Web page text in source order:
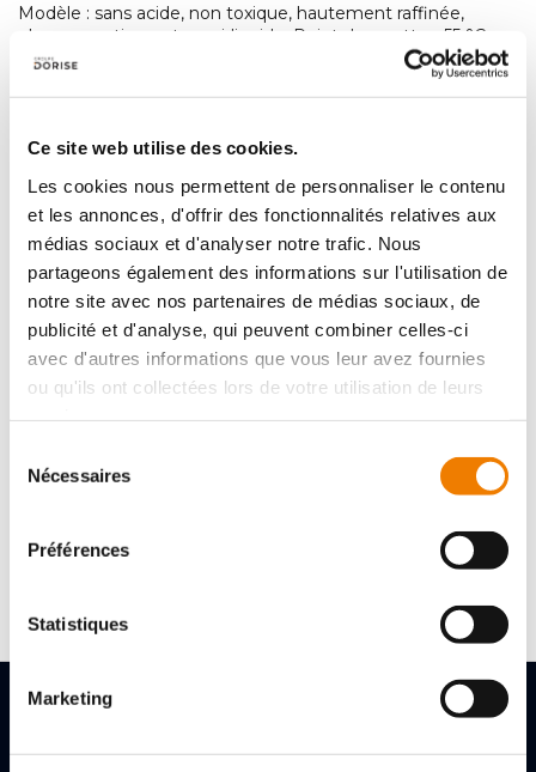
Ce site web utilise des cookies.
Les cookies nous permettent de personnaliser le contenu
et les annonces, d'offrir des fonctionnalités relatives aux
médias sociaux et d'analyser notre trafic. Nous
partageons également des informations sur l'utilisation de
notre site avec nos partenaires de médias sociaux, de
publicité et d'analyse, qui peuvent combiner celles-ci
avec d'autres informations que vous leur avez fournies
ou qu'ils ont collectées lors de votre utilisation de leurs
Nécessaires
Préférences
Statistiques
Marketing
Modèle : sans acide, non toxique, hautement raffinée,
pharmaceutique et semi-liquide. Point de goutte +55 °C
environ (DIN ISO 2176), point de solidification +50 °C env.
APPLICATION
agent séparateur, antirouille et produit d'entretien de la
peau. Pour graisser, conserver, étanchéifier, isoler et pour
entretenir le cuir.
Reference :6398201080
Coloris :blanc
Reference :